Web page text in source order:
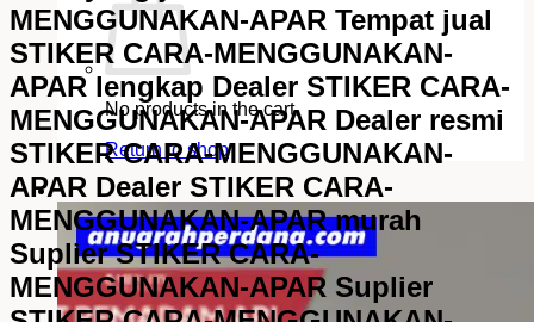
No products in the cart.
Return to shop
MENGGUNAKAN-APAR Tempat jual
STIKER CARA-MENGGUNAKAN-
APAR lengkap Dealer STIKER CARA-
MENGGUNAKAN-APAR Dealer resmi
STIKER CARA-MENGGUNAKAN-
APAR Dealer STIKER CARA-
MENGGUNAKAN-APAR murah
Suplier STIKER CARA-
MENGGUNAKAN-APAR Suplier